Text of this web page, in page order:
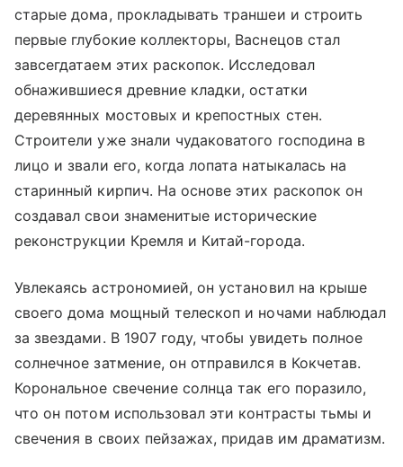
старые дома, прокладывать траншеи и строить
первые глубокие коллекторы, Васнецов стал
завсегдатаем этих раскопок. Исследовал
обнажившиеся древние кладки, остатки
деревянных мостовых и крепостных стен.
Строители уже знали чудаковатого господина в
лицо и звали его, когда лопата натыкалась на
старинный кирпич. На основе этих раскопок он
создавал свои знаменитые исторические
реконструкции Кремля и Китай-города.
Увлекаясь астрономией, он установил на крыше
своего дома мощный телескоп и ночами наблюдал
за звездами. В 1907 году, чтобы увидеть полное
солнечное затмение, он отправился в Кокчетав.
Корональное свечение солнца так его поразило,
что он потом использовал эти контрасты тьмы и
свечения в своих пейзажах, придав им драматизм.